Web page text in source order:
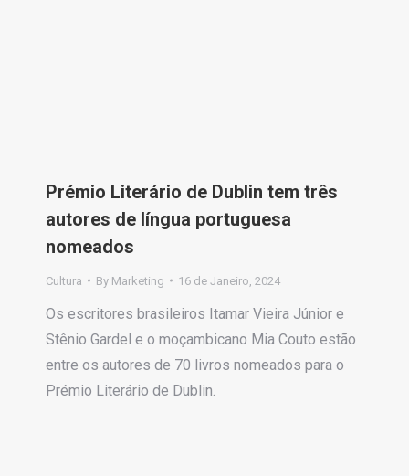
Prémio Literário de Dublin tem três
autores de língua portuguesa
nomeados
Cultura By Marketing 16 de Janeiro, 2024
Os escritores brasileiros Itamar Vieira Júnior e
Stênio Gardel e o moçambicano Mia Couto estão
entre os autores de 70 livros nomeados para o
Prémio Literário de Dublin.